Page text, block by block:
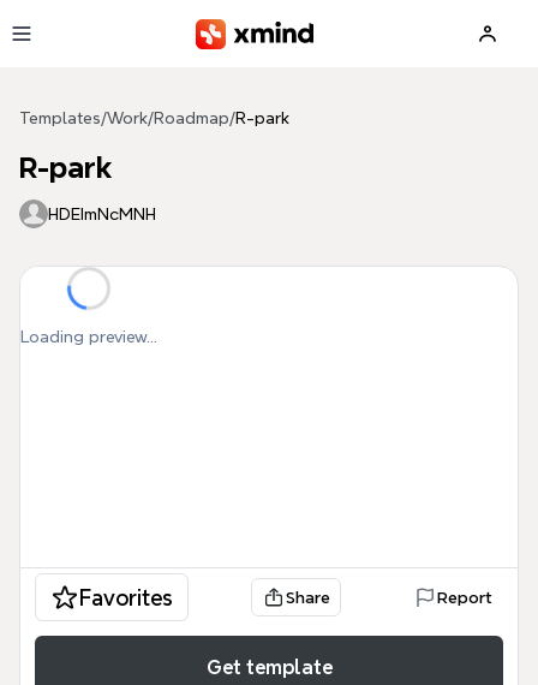
Templates/Work/Roadmap/R-park
R-park
HDEImNcMNH
Loading preview...
Favorites Share Report
Get template